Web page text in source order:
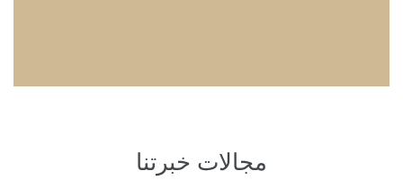
مجالات خبرتنا